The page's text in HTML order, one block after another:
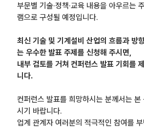
부문별 기술·정책·교육 내용을 아우르는
램으로 구성될 예정입니다.
최신 기술 및 기계설비 산업의 흐름과 방
는 우수한 발표 주제를 신청해 주시면,
내부 검토를 거쳐 컨퍼런스 발표 기회를
니다.
컨퍼런스 발표를 희망하시는 분께서는 본
시기 바랍니다.
업계 관계자 여러분의 적극적인 참여를